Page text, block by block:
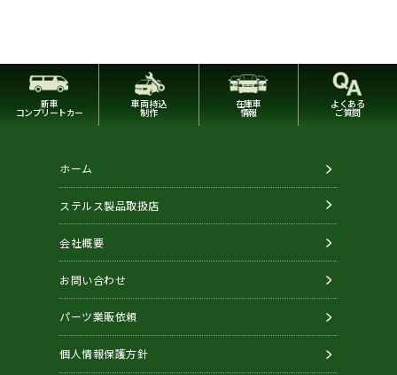
新車
コンプリートカー
車両持込
制作
在庫車
情報
よくある
ご質問
ホーム
ステルス製品取扱店
会社概要
お問い合わせ
パーツ業販依頼
個人情報保護方針